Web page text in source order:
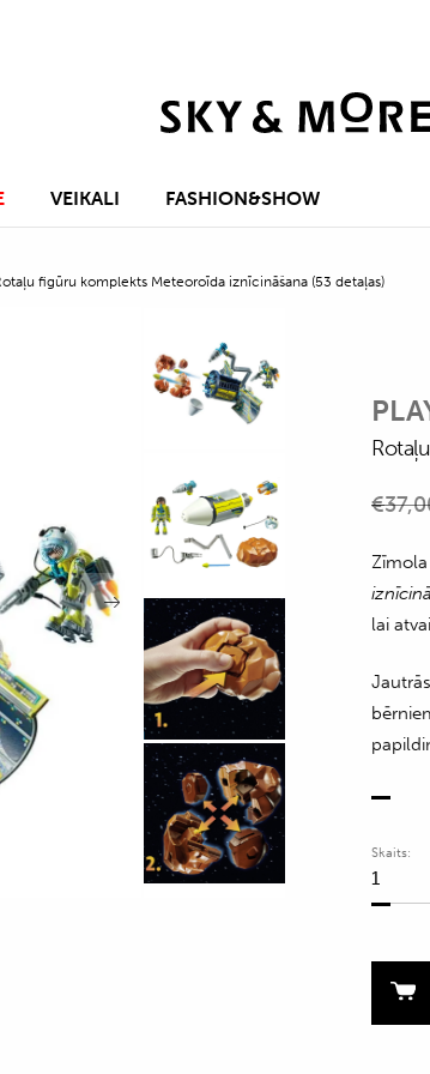
VEIKALI FASHION&SHOW
figūru komplekts Meteoroīda iznīcināšana (53 detaļas)
€
lai
Skaits:
Rotaļu
figūru
(53